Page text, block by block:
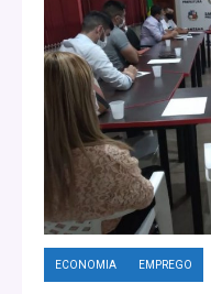
ECONOMIA EMPREGO